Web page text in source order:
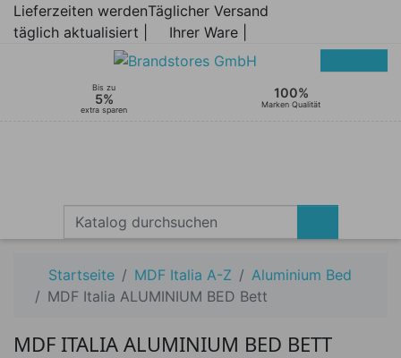
Lieferzeiten werden
täglich aktualisiert |
Täglicher Versand
Ihrer Ware |
Bis zu
5%
extra sparen
100%
Marken Qualität
Startseite MDF Italia A-Z
Aluminium Bed
MDF Italia ALUMINIUM BED Bett
MDF ITALIA ALUMINIUM BED BETT